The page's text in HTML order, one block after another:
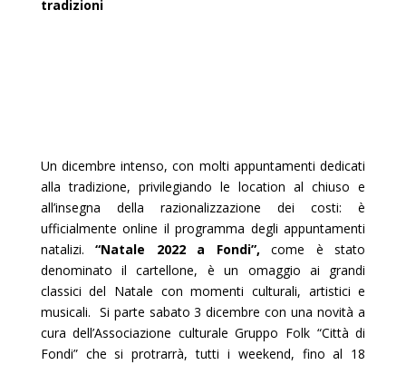
tradizioni
Un dicembre intenso, con molti appuntamenti dedicati
alla tradizione, privilegiando le location al chiuso e
all’insegna della razionalizzazione dei costi: è
ufficialmente online il programma degli appuntamenti
natalizi.
“Natale 2022 a Fondi”,
come è stato
denominato il cartellone, è un omaggio ai grandi
classici del Natale con momenti culturali, artistici e
musicali. Si parte sabato 3 dicembre con una novità a
cura dell’Associazione culturale Gruppo Folk “Città di
Fondi” che si protrarrà, tutti i weekend, fino al 18